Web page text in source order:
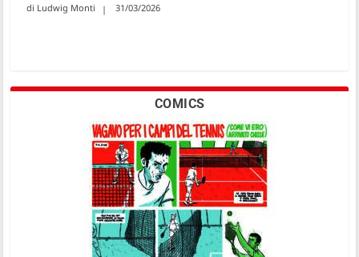
Ludwig Monti 31/03/2026
COMICS